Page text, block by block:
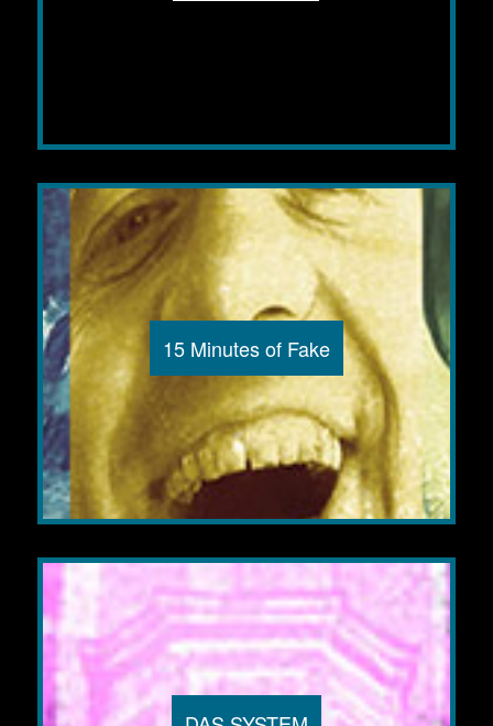
15 Minutes of Fake